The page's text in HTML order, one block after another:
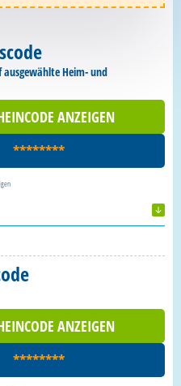
Heim- und
ANZEIGEN
********
ANZEIGEN
********